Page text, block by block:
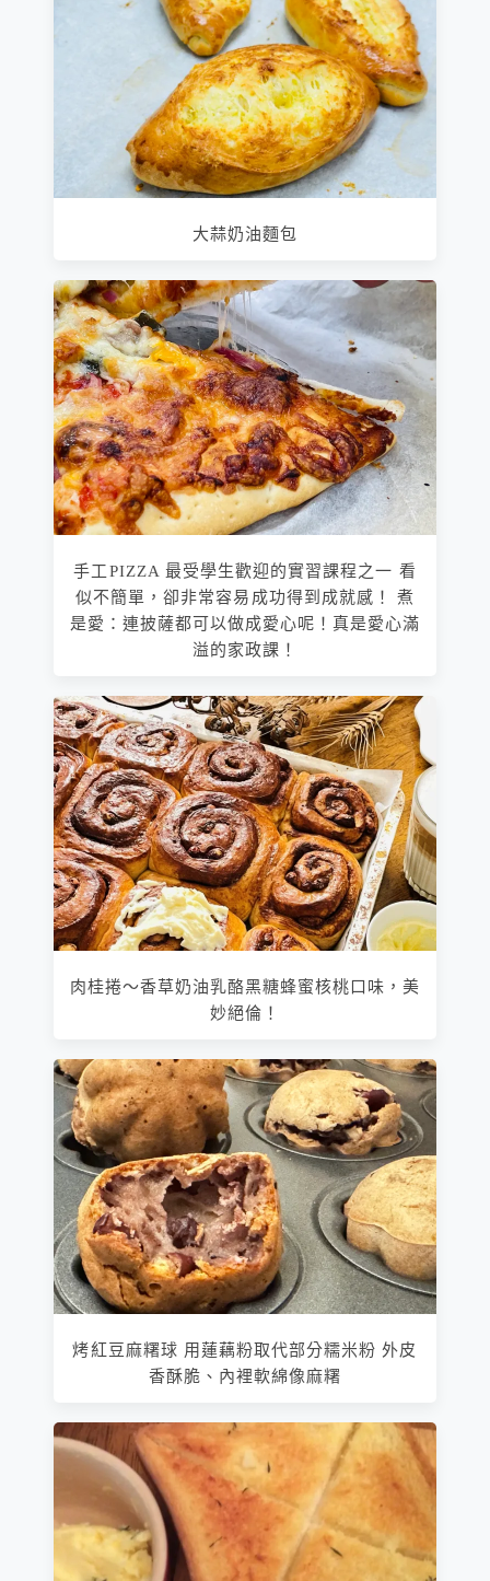
大蒜奶油麵包
手工PIZZA 最受學生歡迎的實習課程之一 看
似不簡單，卻非常容易成功得到成就感！ 煮
是愛：連披薩都可以做成愛心呢！真是愛心滿
溢的家政課！
肉桂捲～香草奶油乳酪黑糖蜂蜜核桃口味，美
妙絕倫！
烤紅豆麻糬球 用蓮藕粉取代部分糯米粉 外皮
香酥脆、內裡軟綿像麻糬